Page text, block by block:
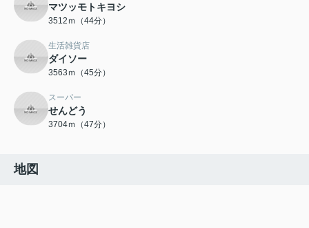
マツッモトキヨシ
3512ｍ（44分）
生活雑貨店
ダイソー
3563ｍ（45分）
スーパー
せんどう
3704ｍ（47分）
地図